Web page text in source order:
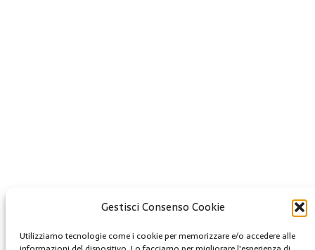
Gestisci Consenso Cookie
Utilizziamo tecnologie come i cookie per memorizzare e/o accedere alle
Questa opera è concessa in licenza con i termini